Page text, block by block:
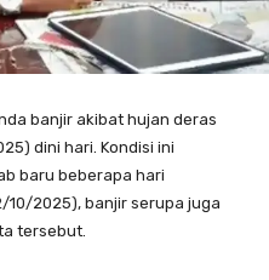
banjir akibat hujan deras
dini hari. Kondisi ini
baru beberapa hari
10/2025), banjir serupa juga
tersebut.